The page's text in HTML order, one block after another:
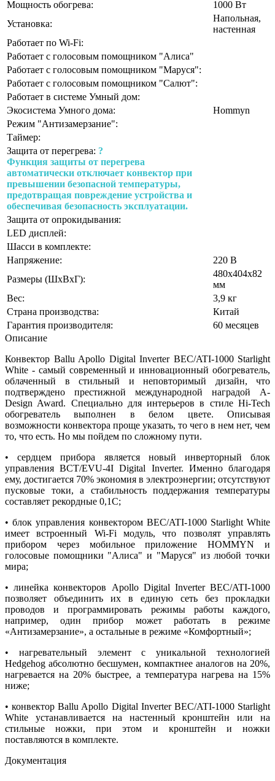
Мощность обогрева:
1000 Вт
Установка:
Напольная,
настенная
Работает по Wi-Fi:
Работает с голосовым помощником "Алиса"
Работает с голосовым помощником "Маруся":
Работает с голосовым помощником "Салют":
Работает в системе Умный дом:
Экосистема Умного дома:
Hommyn
Режим "Антизамерзание":
Таймер:
Защита от перегрева: ?
Функция защиты от перегрева
автоматически отключает конвектор при
превышении безопасной температуры,
предотвращая повреждение устройства и
обеспечивая безопасность эксплуатации.
Защита от опрокидывания:
LED дисплей:
Шасси в комплекте:
Напряжение:
220 В
Размеры (ШхВхГ):
480х404х82
мм
Вес:
3,9 кг
Страна производства:
Китай
Гарантия производителя:
60 месяцев
Описание
Конвектор Ballu Apollo Digital Inverter BEC/ATI-1000 Starlight
White - самый современный и инновационный обогреватель,
облаченный в стильный и неповторимый дизайн, что
подтверждено престижной международной наградой A-
Design Award. Специально для интерьеров в стиле Hi-Tech
обогреватель выполнен в белом цвете. Описывая
возможности конвектора проще указать, то чего в нем нет, чем
то, что есть. Но мы пойдем по сложному пути.
• сердцем прибора является новый инверторный блок
управления BCT/EVU-4I Digital Inverter. Именно благодаря
ему, достигается 70% экономия в электроэнергии; отсутствуют
пусковые токи, а стабильность поддержания температуры
составляет рекордные 0,1С;
• блок управления конвектором BEC/ATI-1000 Starlight White
имеет встроенный Wi-Fi модуль, что позволят управлять
прибором через мобильное приложение HOMMYN и
голосовые помощники "Алиса" и "Маруся" из любой точки
мира;
• линейка конвекторов Apollo Digital Inverter BEC/ATI-1000
позволяет объединить их в единую сеть без прокладки
проводов и программировать режимы работы каждого,
например, один прибор может работать в режиме
«Антизамерзание», а остальные в режиме «Комфортный»;
• нагревательный элемент с уникальной технологией
Hedgehog абсолютно бесшумен, компактнее аналогов на 20%,
нагревается на 20% быстрее, а температура нагрева на 15%
ниже;
• конвектор Ballu Apollo Digital Inverter BEC/ATI-1000 Starlight
White устанавливается на настенный кронштейн или на
стильные ножки, при этом и кронштейн и ножки
поставляются в комплекте.
Документация